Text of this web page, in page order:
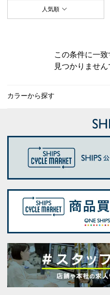
人気順
この条件に一
見つかりません
カラーから探す